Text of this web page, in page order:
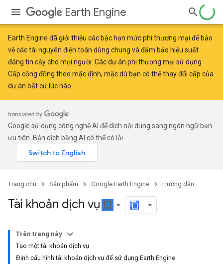
Earth Engine
Earth Engine đã giới thiệu các bậc hạn mức phi thương mại để bảo
vệ các tài nguyên điện toán dùng chung và đảm bảo hiệu suất
đáng tin cậy cho mọi người. Các dự án phi thương mại sử dụng
Cấp cộng đồng theo mặc định, mặc dù bạn có thể thay đổi cấp của
dự án bất cứ lúc nào.
Google sử dụng công nghệ AI để dịch nội dung sang ngôn ngữ bạn
ưu tiên. Bản dịch bằng AI có thể có lỗi.
Trang chủ Sản phẩm Google Earth Engine Hướng dẫn
Tài khoản dịch vụ bookmark_border
Trên trang này
Tạo một tài khoản dịch vụ
Định cấu hình tài khoản dịch vụ để sử dụng Earth Engine